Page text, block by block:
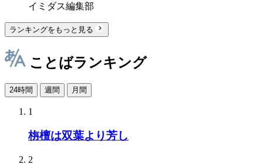
イミダス編集部
ランキングをもっと見る
ことばランキング
24時間 週間 月間
1
栴檀は双葉より芳し
2